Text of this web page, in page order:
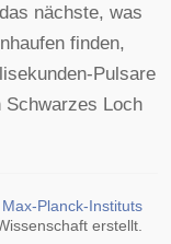
nächste, was
finden,
Pulsare
Schwarzes Loch
Max-Planck-Instituts
erstellt.